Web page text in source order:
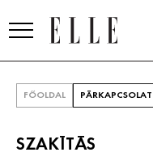
FŐOLDAL PÁRKAPCSOLAT
SZAKÍTÁS